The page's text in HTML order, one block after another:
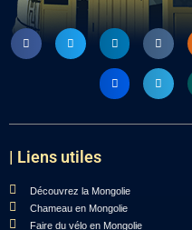
| Liens utiles
Découvrez la Mongolie
Chameau en Mongolie
Faire du vélo en Mongolie